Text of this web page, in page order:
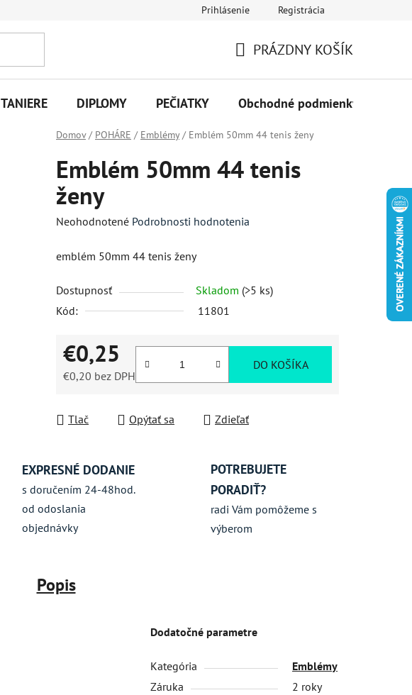
Prihlásenie Registrácia
KOŠÍK
PRÁZDNY KOŠÍK
TANIERE DIPLOMY PEČIATKY Obchodné podmienky
Domov / POHÁRE / Emblémy / Emblém 50mm 44 tenis ženy
Emblém 50mm 44 tenis
ženy
Priemerné
produktu
0,0
z
hviezdičiek.
Neohodnotené Podrobnosti hodnotenia
emblém 50mm 44 tenis ženy
Dostupnosť Skladom (>5 ks)
Kód:
11801
€0,25
€0,20 bez DPH
DO KOŠÍKA
Tlač Opýtať sa Zdieľať
EXPRESNÉ DODANIE
s doručením 24-48hod.
od odoslania
objednávky
POTREBUJETE
PORADIŤ?
radi Vám pomôžeme s
výberom
Popis
Dodatočné parametre
Kategória
Emblémy
Záruka
2 roky